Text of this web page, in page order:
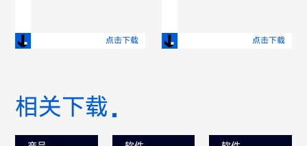
点击下载 点击下载
相关下载